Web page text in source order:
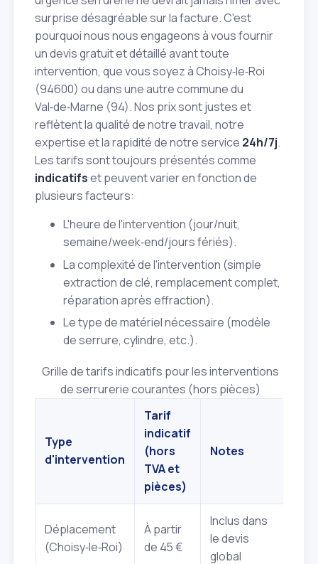
surprise désagréable sur la facture. C'est
pourquoi nous nous engageons à vous fournir
un devis gratuit et détaillé avant toute
intervention, que vous soyez à Choisy‑le‑Roi
(94600) ou dans une autre commune du
Val‑de‑Marne (94). Nos prix sont justes et
reflètent la qualité de notre travail, notre
expertise et la rapidité de notre service 24h/7j.
Les tarifs sont toujours présentés comme
indicatifset peuvent varier en fonction de
plusieurs facteurs:
L'heure de l'intervention (jour/nuit,
semaine/week‑end/jours fériés).
La complexité de l'intervention (simple
extraction de clé, remplacement complet,
réparation après effraction).
Le type de matériel nécessaire (modèle
de serrure, cylindre, etc.).
Grille de tarifs indicatifs pour les interventions
de serrurerie courantes (hors pièces)
Type
d'intervention
Tarif
indicatif
(hors
TVA et
pièces)
Notes
Déplacement
(Choisy‑le‑Roi)
À partir
de 45 €
Inclus dans
le devis
global